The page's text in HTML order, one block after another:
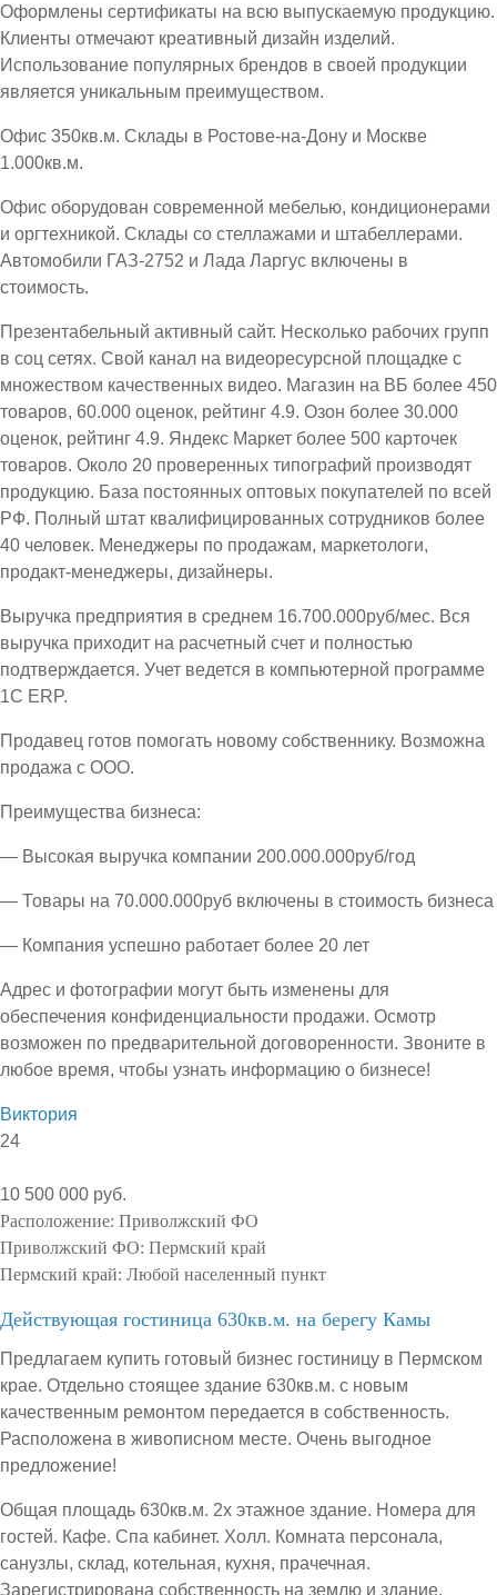
Оформлены сертификаты на всю выпускаемую продукцию.
Клиенты отмечают креативный дизайн изделий.
Использование популярных брендов в своей продукции
является уникальным преимуществом.
Офис 350кв.м. Склады в Ростове-на-Дону и Москве
1.000кв.м.
Офис оборудован современной мебелью, кондиционерами
и оргтехникой. Склады со стеллажами и штабеллерами.
Автомобили ГАЗ-2752 и Лада Ларгус включены в
стоимость.
Презентабельный активный сайт. Несколько рабочих групп
в соц сетях. Свой канал на видеоресурсной площадке с
множеством качественных видео. Магазин на ВБ более 450
товаров, 60.000 оценок, рейтинг 4.9. Озон более 30.000
оценок, рейтинг 4.9. Яндекс Маркет более 500 карточек
товаров. Около 20 проверенных типографий производят
продукцию. База постоянных оптовых покупателей по всей
РФ. Полный штат квалифицированных сотрудников более
40 человек. Менеджеры по продажам, маркетологи,
продакт-менеджеры, дизайнеры.
Выручка предприятия в среднем 16.700.000руб/мес. Вся
выручка приходит на расчетный счет и полностью
подтверждается. Учет ведется в компьютерной программе
1С ЕRP.
Продавец готов помогать новому собственнику. Возможна
продажа с ООО.
Преимущества бизнеса:
— Высокая выручка компании 200.000.000руб/год
— Товары на 70.000.000руб включены в стоимость бизнеса
— Компания успешно работает более 20 лет
Адрес и фотографии могут быть изменены для
обеспечения конфиденциальности продажи. Осмотр
возможен по предварительной договоренности. Звоните в
любое время, чтобы узнать информацию о бизнесе!
Виктория
24
10 500 000 руб.
Расположение: Приволжский ФО
Приволжский ФО: Пермский край
Пермский край: Любой населенный пункт
Действующая гостиница 630кв.м. на берегу Камы
Предлагаем купить готовый бизнес гостиницу в Пермском
крае. Отдельно стоящее здание 630кв.м. с новым
качественным ремонтом передается в собственность.
Расположена в живописном месте. Очень выгодное
предложение!
Общая площадь 630кв.м. 2х этажное здание. Номера для
гостей. Кафе. Спа кабинет. Холл. Комната персонала,
санузлы, склад, котельная, кухня, прачечная.
Зарегистрирована собственность на землю и здание.